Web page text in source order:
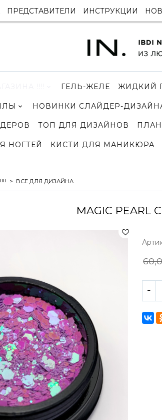
ПРЕДСТАВИТЕЛИ ИНСТРУКЦИИ
ГЕЛЬ-ЖЕЛЕ ЖИДКИЙ
НОВИНКИ СЛАЙДЕР-
ТОП ДЛЯ ДИЗАЙНОВ
НОГТЕЙ КИСТИ ДЛЯ МАНИКЮРА
ВСЕ ДЛЯ ДИЗАЙНА
MAGIC